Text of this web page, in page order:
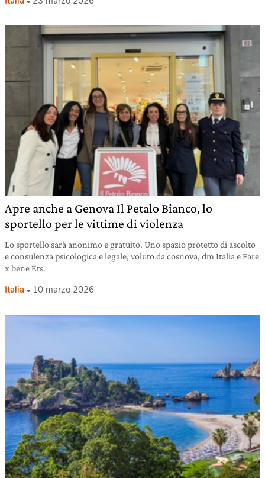
Apre anche a Genova Il Petalo Bianco, lo
sportello per le vittime di violenza
Lo sportello sarà anonimo e gratuito. Uno spazio protetto di ascolto
e consulenza psicologica e legale, voluto da cosnova, dm Italia e Fare
x bene Ets.
Italia 10 marzo 2026